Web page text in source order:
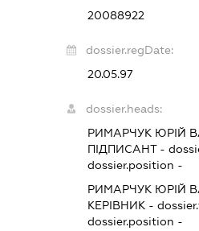
20088922
dossier.regDate:
20.05.97
dossier.heads:
РИМАРЧУК ЮРІЙ
ПІДПИСАНТ-
dossier.position -
РИМАРЧУК ЮРІЙ
КЕРІВНИК-
dossier.position -